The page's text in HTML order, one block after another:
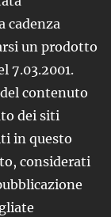
cadenza
un prodotto
7.03.2001.
contenuto
dei siti
in questo
considerati